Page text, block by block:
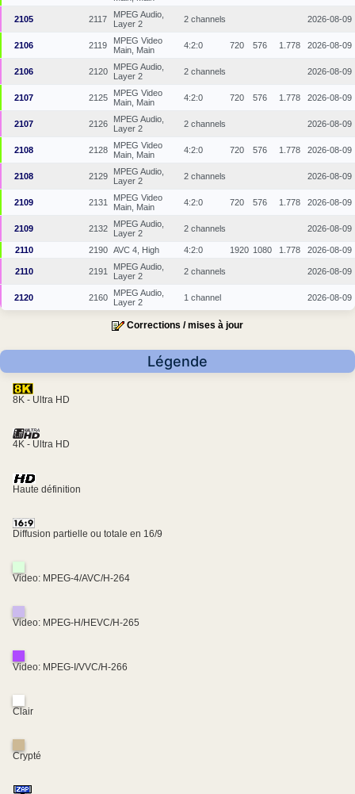
2105 2117
MPEG Audio,
Layer 2
2 channels 2026-08-09
2106 2119
MPEG Video
Main, Main
4:2:0 720 576 1.778 2026-08-09
2106 2120
MPEG Audio,
Layer 2
2 channels 2026-08-09
2107 2125
MPEG Video
Main, Main
4:2:0 720 576 1.778 2026-08-09
2107 2126
MPEG Audio,
Layer 2
2 channels 2026-08-09
2108 2128
MPEG Video
Main, Main
4:2:0 720 576 1.778 2026-08-09
2108 2129
MPEG Audio,
Layer 2
2 channels 2026-08-09
2109 2131
MPEG Video
Main, Main
4:2:0 720 576 1.778 2026-08-09
2109 2132
MPEG Audio,
Layer 2
2 channels 2026-08-09
2110 2190 AVC 4, High 4:2:0 1920 1080 1.778 2026-08-09
2110 2191
MPEG Audio,
Layer 2
2 channels 2026-08-09
2120 2160
MPEG Audio,
Layer 2
1 channel 2026-08-09
Corrections / mises à jour
Légende
8K - Ultra HD
4K - Ultra HD
Haute définition
Diffusion partielle ou totale en 16/9
Video: MPEG-4/AVC/H-264
Video: MPEG-H/HEVC/H-265
Video: MPEG-I/VVC/H-266
Clair
Crypté